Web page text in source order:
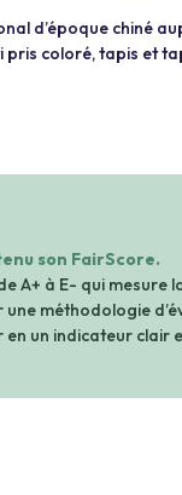
d’époque chiné
pris coloré, tapis et
son FairScore.
A+ à E- qui mesure
méthodologie
un indicateur clair